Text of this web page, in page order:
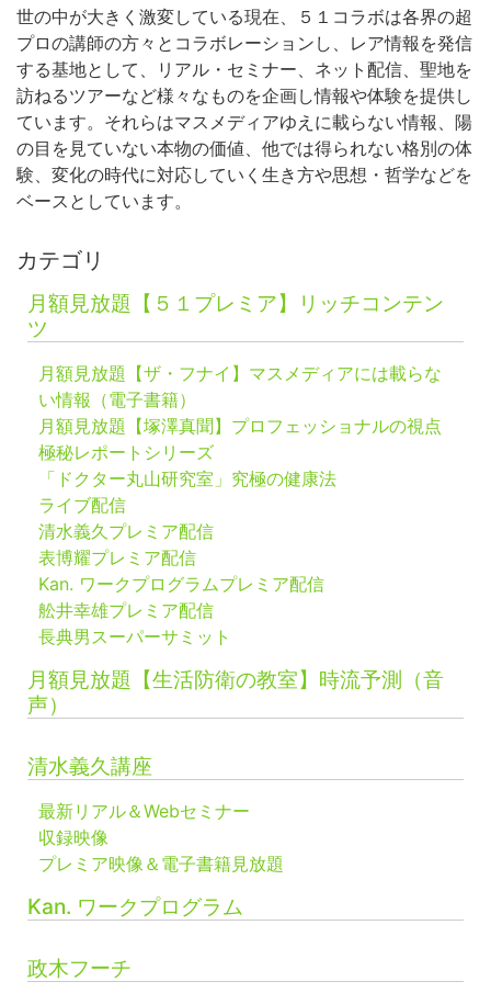
世の中が大きく激変している現在、５１コラボは各界の超
プロの講師の方々とコラボレーションし、レア情報を発信
する基地として、リアル・セミナー、ネット配信、聖地を
訪ねるツアーなど様々なものを企画し情報や体験を提供し
ています。それらはマスメディアゆえに載らない情報、陽
の目を見ていない本物の価値、他では得られない格別の体
験、変化の時代に対応していく生き方や思想・哲学などを
ベースとしています。
カテゴリ
月額見放題【５１プレミア】リッチコンテン
ツ
月額見放題【ザ・フナイ】マスメディアには載らな
い情報（電子書籍）
月額見放題【塚澤真聞】プロフェッショナルの視点
極秘レポートシリーズ
「ドクター丸山研究室」究極の健康法
ライブ配信
清水義久プレミア配信
表博耀プレミア配信
Kan. ワークプログラムプレミア配信
舩井幸雄プレミア配信
長典男スーパーサミット
月額見放題【生活防衛の教室】時流予測（音
声）
清水義久講座
最新リアル＆Webセミナー
収録映像
プレミア映像＆電子書籍見放題
Kan. ワークプログラム
政木フーチ